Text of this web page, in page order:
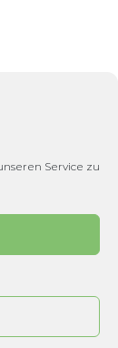
Service zu
|